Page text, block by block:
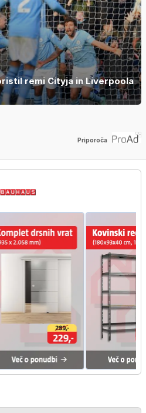
remi Cityja in Liverpoola
Priporoča